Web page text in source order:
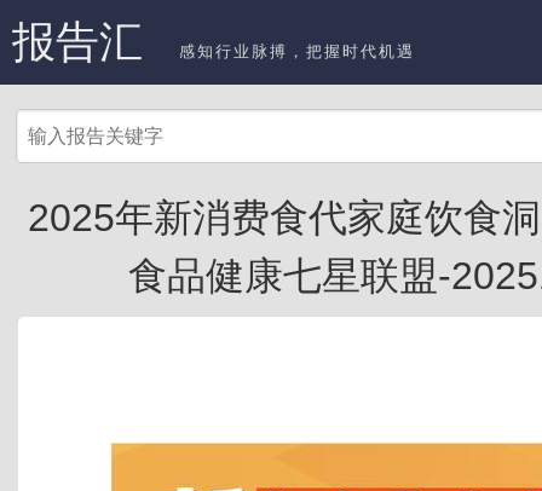
报告汇 感知行业脉搏，把握时代机遇
2025年新消费食代家庭饮食
食品健康七星联盟-